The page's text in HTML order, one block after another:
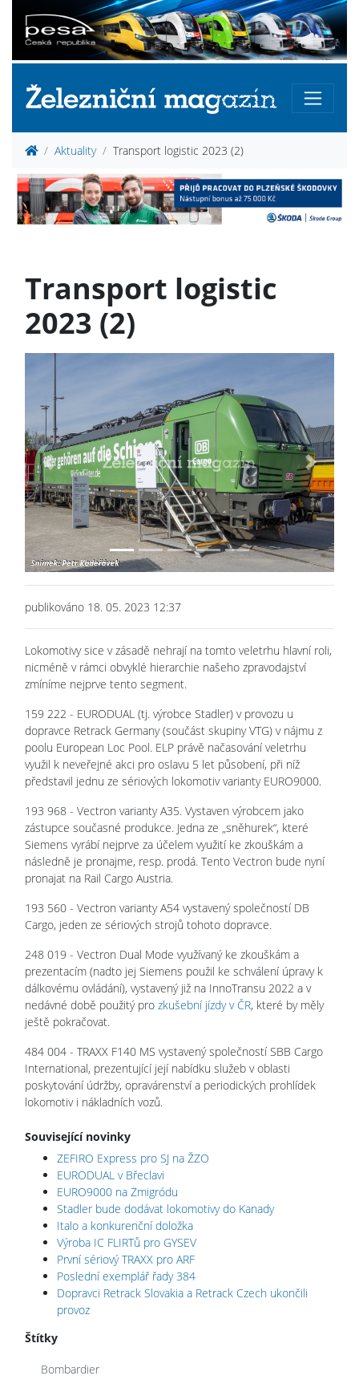
Aktuality Transport logistic 2023 (2)
Transport logistic
2023 (2)
Previous Next
publikováno 18. 05. 2023 12:37
Lokomotivy sice v zásadě nehrají na tomto veletrhu hlavní roli,
nicméně v rámci obvyklé hierarchie našeho zpravodajství
zmíníme nejprve tento segment.
159 222 - EURODUAL (tj. výrobce Stadler) v provozu u
dopravce Retrack Germany (součást skupiny VTG) v nájmu z
poolu European Loc Pool. ELP právě načasování veletrhu
využil k neveřejné akci pro oslavu 5 let působení, při níž
představil jednu ze sériových lokomotiv varianty EURO9000.
193 968 - Vectron varianty A35. Vystaven výrobcem jako
zástupce současné produkce. Jedna ze „sněhurek“, které
Siemens vyrábí nejprve za účelem využití ke zkouškám a
následně je pronajme, resp. prodá. Tento Vectron bude nyní
pronajat na Rail Cargo Austria.
193 560 - Vectron varianty A54 vystavený společností DB
Cargo, jeden ze sériových strojů tohoto dopravce.
248 019 - Vectron Dual Mode využívaný ke zkouškám a
prezentacím (nadto jej Siemens použil ke schválení úpravy k
dálkovému ovládání), vystavený již na InnoTransu 2022 a v
nedávné době použitý pro zkušební jízdy v ČR, které by měly
ještě pokračovat.
484 004 - TRAXX F140 MS vystavený společností SBB Cargo
International, prezentující její nabídku služeb v oblasti
poskytování údržby, opravárenství a periodických prohlídek
lokomotiv i nákladních vozů.
Související novinky
ZEFIRO Express pro SJ na ŽZO
EURODUAL v Břeclavi
EURO9000 na Żmigródu
Stadler bude dodávat lokomotivy do Kanady
Italo a konkurenční doložka
Výroba IC FLIRTů pro GYSEV
První sériový TRAXX pro ARF
Poslední exemplář řady 384
Dopravci Retrack Slovakia a Retrack Czech ukončili
provoz
Štítky
Bombardier